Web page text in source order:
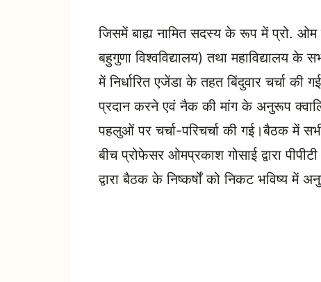
जिसमें बाह्य नामित सदस्य के रूप में प्रो. ओम
बहुगुणा विश्वविद्यालय) तथा महाविद्यालय
में निर्धारित एजेंडा के तहत बिंदुवार चर्चा की
प्रदान करने एवं नैक की मांग के अनुरूप
पहलुओं पर चर्चा-परिचर्चा की गई।बैठक में
बीच प्रोफेसर ओमप्रकाश गोसाई द्वारा
द्वारा बैठक के निष्कर्षों को निकट भविष्य में